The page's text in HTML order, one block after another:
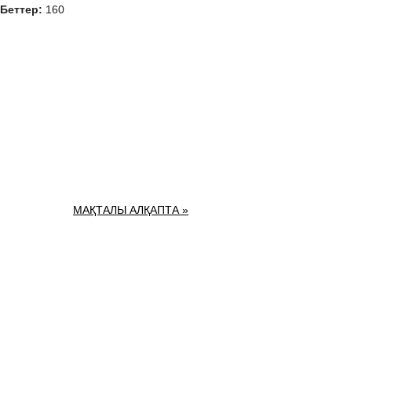
Беттер: 160
МАҚТАЛЫ АЛҚАПТА »